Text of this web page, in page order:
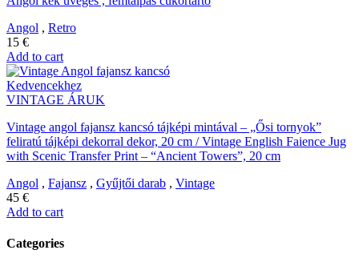
Angol , Retro
15 €
Add to cart
Kedvencekhez
VINTAGE ÁRUK
Vintage angol fajansz kancsó tájképi mintával – „Ősi tornyok”
feliratú tájképi dekorral dekor, 20 cm / Vintage English Faience Jug
with Scenic Transfer Print – “Ancient Towers”, 20 cm
Angol , Fajansz , Gyűjtői darab , Vintage
45 €
Add to cart
Categories